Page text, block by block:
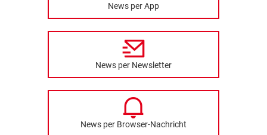
News per App
News per Newsletter
News per Browser-Nachricht